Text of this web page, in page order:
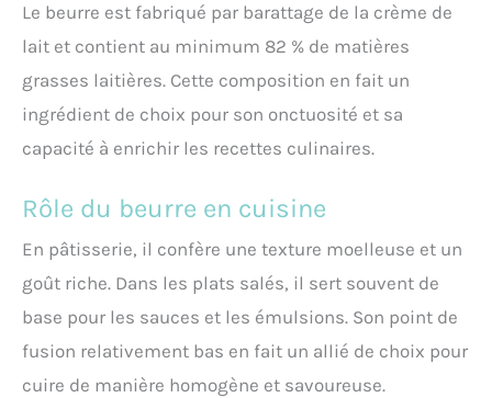
Le beurre est fabriqué par barattage de la crème de
lait et contient au minimum 82 % de matières
grasses laitières. Cette composition en fait un
ingrédient de choix pour son onctuosité et sa
capacité à enrichir les recettes culinaires.
Rôle du beurre en cuisine
En pâtisserie, il confère une texture moelleuse et un
goût riche. Dans les plats salés, il sert souvent de
base pour les sauces et les émulsions. Son point de
fusion relativement bas en fait un allié de choix pour
cuire de manière homogène et savoureuse.